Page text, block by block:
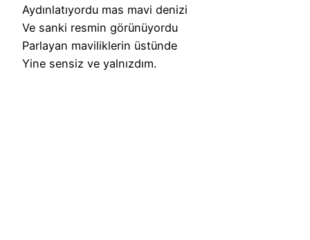
Aydınlatıyordu mas mavi denizi
Ve sanki resmin görünüyordu
Parlayan maviliklerin üstünde
Yine sensiz ve yalnızdım.